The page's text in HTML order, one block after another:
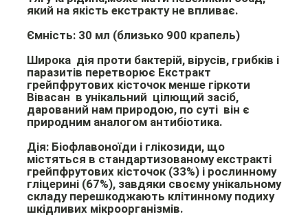
який на якість екстракту не впливає.
Ємність: 30 мл (близько 900 крапель)
Широка дія проти бактерій, вірусів, грибків і
паразитів перетворює Екстракт
грейпфрутових кісточок менше гіркоти
Вівасан в унікальний цілющий засіб,
дарований нам природою, по суті він є
природним аналогом антибіотика.
Дія:Біофлавоноїди і глікозиди, що
містяться в стандартизованому екстракті
грейпфрутових кісточок (33%) і рослинному
гліцерині (67%), завдяки своєму унікальному
складу перешкоджають клітинному подиху
шкідливих мікроорганізмів.